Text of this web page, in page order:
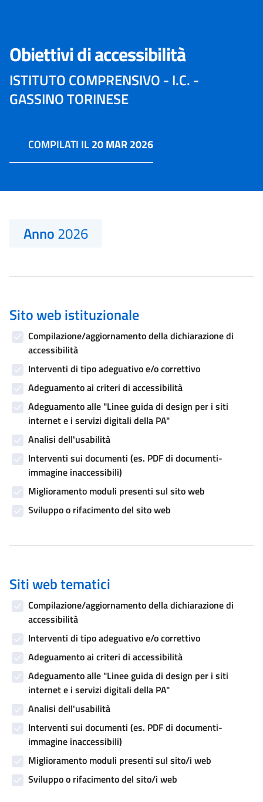
Obiettivi di accessibilità
ISTITUTO COMPRENSIVO - I.C. -
GASSINO TORINESE
COMPILATI IL20 MAR 2026
Anno2026
Sito web istituzionale
Compilazione/aggiornamento della dichiarazione di
accessibilità
Interventi di tipo adeguativo e/o correttivo
Adeguamento ai criteri di accessibilità
Adeguamento alle "Linee guida di design per i siti
internet e i servizi digitali della PA"
Analisi dell'usabilità
Interventi sui documenti (es. PDF di documenti-
immagine inaccessibili)
Miglioramento moduli presenti sul sito web
Sviluppo o rifacimento del sito web
Siti web tematici
Compilazione/aggiornamento della dichiarazione di
accessibilità
Interventi di tipo adeguativo e/o correttivo
Adeguamento ai criteri di accessibilità
Adeguamento alle "Linee guida di design per i siti
internet e i servizi digitali della PA"
Analisi dell'usabilità
Interventi sui documenti (es. PDF di documenti-
immagine inaccessibili)
Miglioramento moduli presenti sul sito/i web
Sviluppo o rifacimento del sito/i web